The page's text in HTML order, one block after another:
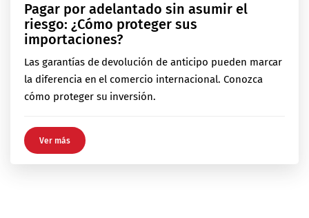
Pagar por adelantado sin asumir el
riesgo: ¿Cómo proteger sus
importaciones?
Las garantías de devolución de anticipo pueden marcar
la diferencia en el comercio internacional. Conozca
cómo proteger su inversión.
Ver más